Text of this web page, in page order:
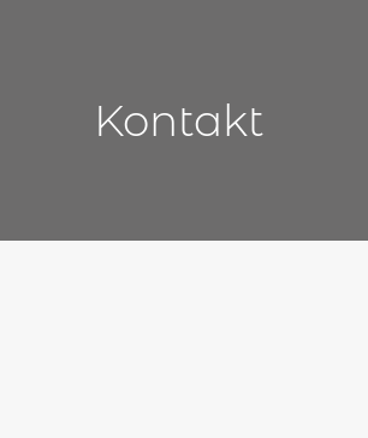
Kontakt